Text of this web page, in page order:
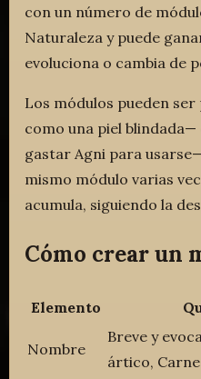
con un número de
Naturaleza y puede
evoluciona o cambia de
Los módulos pueden
como una piel
gastar Agni para
mismo módulo varias
acumula, siguiendo la
Cómo crear un
Elemento
Nombre
Breve y
ártico,